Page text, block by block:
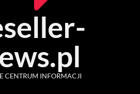
CENTRUM INFORMACJI